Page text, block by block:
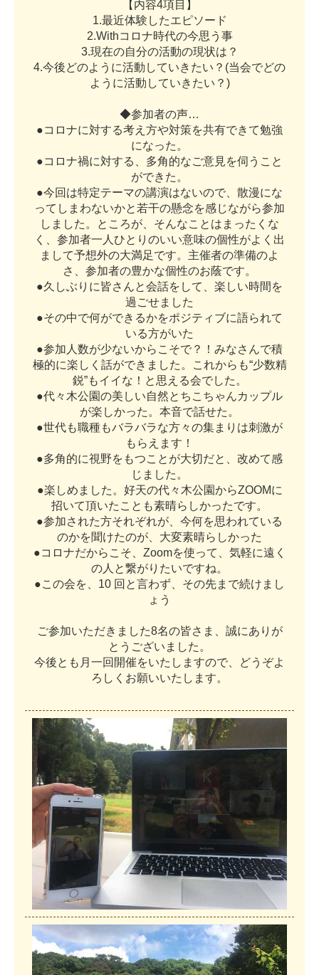
【 内容4項目 】
1.最近体験 したエ ピソー ド
2.Withコ ロナ時代の今思 う 事
3.現在の自分の活動の現状は ？
4.今後どのよ う に活動 していき たい ？ (当会でどの
よ う に活動 していき たい ？ )
◆参加者の声…
●コ ロナに対する考え 方や対策を共有でき て勉強
になった 。
●コ ロナ禍に対する 多角的なご意見を伺 う こ と
ができ た 。
●今回 は特定テーマの講演はないので 散漫にな
って し ま わないかと 若干の懸念を感じながら参加
し ま した 。 と こ ろが そんなこ と は ま った く な
く
参加者一 人 ひと り のいい意味の個性がよ く 出
ま して予想外の大満足です。 主催者の準備のよ
さ
参加者の豊かな個性のお蔭です。
●久 しぶ り に皆さ んと会話を して 楽 しい時間 を
過 ごせま した
●その中で何ができ るかをポジテ ィ ブに語られて
いる方がいた
●参加 人 数が少ないから こ そで ？ ！ みなさ んで積
極的に楽 し く 話ができ ま した 。 こ れから も“少数精
鋭”もイ イ な ！ と 思 え る会でした 。
●代々 木公園の美 しい自然と ち こ ち ゃ んカ ップル
が楽 しかった 。 本音で話せた 。
●世代も職種もバラバラな方々の集ま り は刺激が
も ら え ま す ！
●多角的に視野を もつこ と が大切だと 改めて感
じ ま した 。
●楽 しめ ま した 。 好天の代々 木公園からZOOMに
招いて頂いた こ と も素晴ら しかったです。
●参加さ れた方それぞれが 今何を思われている
のかを聞けたのが 大変素晴ら しかった
●コ ロナだから こ そ Zoomを使って 気軽に遠 く
の 人 と繋がり たいですね。
●こ の会を 10 回 と言わず その先ま で続け ま し
ょ う
ご参加いただき ま した8名の皆さ ま 誠にあ り が
と う ござい ま した 。
今後と も 月 一回 開催をいた し ま すので どう ぞよ
ろ し く お願いいた し ま す。